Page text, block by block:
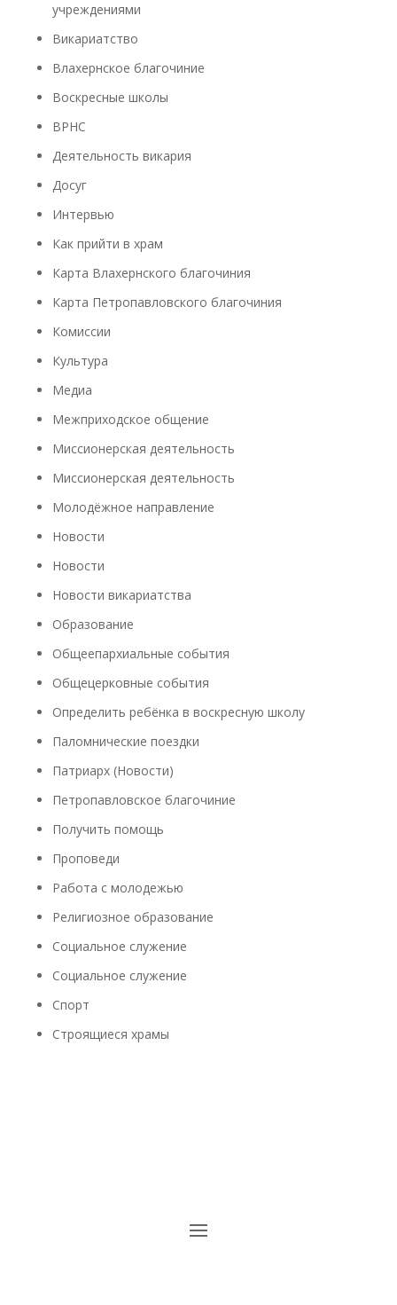
учреждениями
Викариатство
Влахернское благочиние
Воскресные школы
ВРНС
Деятельность викария
Досуг
Интервью
Как прийти в храм
Карта Влахернского благочиния
Карта Петропавловского благочиния
Комиссии
Культура
Медиа
Межприходское общение
Миссионерская деятельность
Миссионерская деятельность
Молодёжное направление
Новости
Новости
Новости викариатства
Образование
Общеепархиальные события
Общецерковные события
Определить ребёнка в воскресную школу
Паломнические поездки
Патриарх (Новости)
Петропавловское благочиние
Получить помощь
Проповеди
Работа с молодежью
Религиозное образование
Социальное служение
Социальное служение
Спорт
Строящиеся храмы